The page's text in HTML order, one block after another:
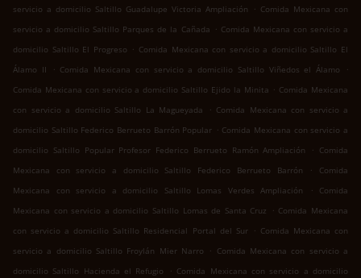
servicio a domicilio Saltillo Guadalupe Victoria Ampliación
. Comida Mexicana con
servicio a domicilio Saltillo Parques de la Cañada . Comida Mexicana con servicio a
domicilio Saltillo El Progreso . Comida Mexicana con servicio a domicilio Saltillo El
Álamo II
. Comida Mexicana con servicio a domicilio Saltillo Viñedos el Álamo
.
Comida Mexicana con servicio a domicilio Saltillo Ejido la Minita . Comida Mexicana
con servicio a domicilio Saltillo La Magueyada
. Comida Mexicana con servicio a
domicilio Saltillo Federico Berrueto Barrón Popular . Comida Mexicana con servicio a
domicilio Saltillo Popular Profesor Federico Berrueto Ramón Ampliación
. Comida
Mexicana con servicio a domicilio Saltillo Federico Berrueto Barrón
.
Comida
Mexicana con servicio a domicilio Saltillo Lomas Verdes Ampliación
.
Comida
Mexicana con servicio a domicilio Saltillo Lomas de Santa Cruz
. Comida Mexicana
con servicio a domicilio Saltillo Residencial Portal del Sur . Comida Mexicana con
servicio a domicilio Saltillo Froylán Mier Narro
. Comida Mexicana con servicio a
domicilio Saltillo Hacienda el Refugio
. Comida Mexicana con servicio a domicilio